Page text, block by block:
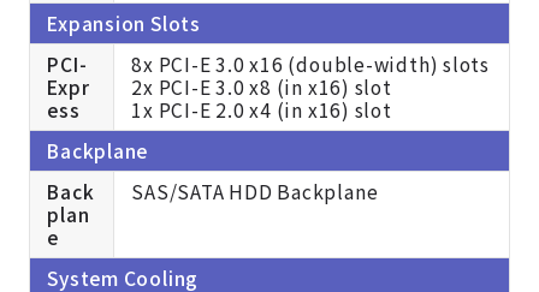
Expansion Slots
PCI-
Expr
ess
8x PCI-E 3.0 x16 (double-width) slots
2x PCI-E 3.0 x8 (in x16) slot
1x PCI-E 2.0 x4 (in x16) slot
Backplane
Back
plan
e
SAS/SATA HDD Backplane
System Cooling